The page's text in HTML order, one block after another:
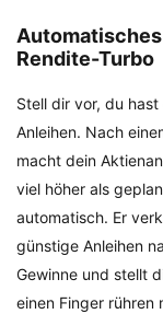
Rendite-Turbo
Stell dir vor, du
Anleihen. Nach
macht dein
viel höher als
automatisch. Er
günstige Anleihen
Gewinne und stellt
einen Finger rühren